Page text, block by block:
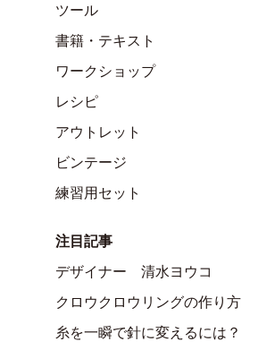
ツール
書籍・テキスト
ワークショップ
レシピ
アウトレット
ビンテージ
練習用セット
注目記事
デザイナー 清水ヨウコ
クロウクロウリングの作り方
糸を一瞬で針に変えるには？